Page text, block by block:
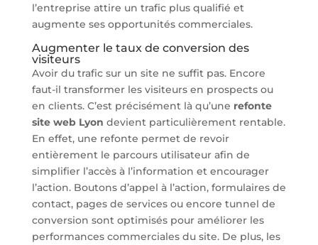
l’entreprise attire un trafic plus qualifié et
augmente ses opportunités commerciales.
Augmenter le taux de conversion des
visiteurs
Avoir du trafic sur un site ne suffit pas. Encore
faut-il transformer les visiteurs en prospects ou
en clients. C’est précisément là qu’une refonte
site web Lyon devient particulièrement rentable.
En effet, une refonte permet de revoir
entièrement le parcours utilisateur afin de
simplifier l’accès à l’information et encourager
l’action. Boutons d’appel à l’action, formulaires de
contact, pages de services ou encore tunnel de
conversion sont optimisés pour améliorer les
performances commerciales du site. De plus, les